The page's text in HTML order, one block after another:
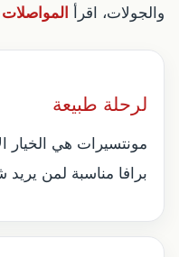
والجولات، اقرأ
لرحلة طبيعة
مونتسيرات هي الخيار
برافا مناسبة لمن